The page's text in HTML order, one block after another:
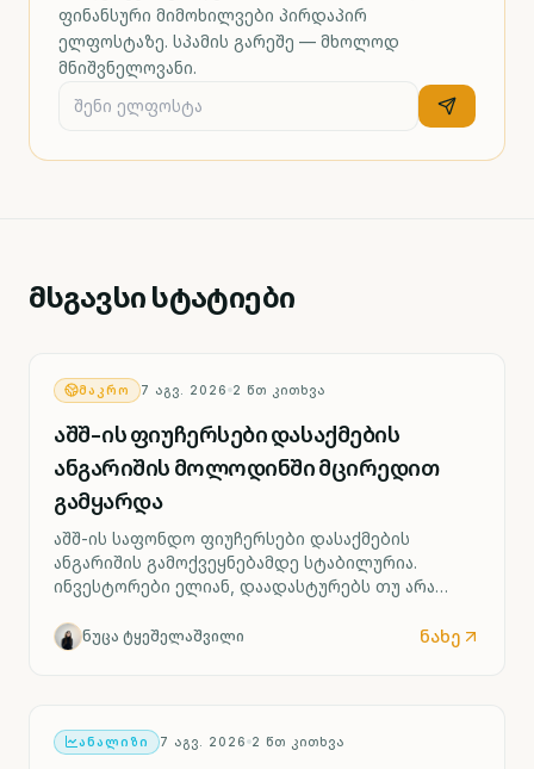
ფინანსური მიმოხილვები პირდაპირ
ელფოსტაზე. სპამის გარეშე — მხოლოდ
მნიშვნელოვანი.
მსგავსი სტატიები
ᲛᲐᲙᲠᲝ 7 ᲐᲒᲕ. 2026 2 ᲬᲗ ᲙᲘᲗᲮᲕᲐ
აშშ-ის ფიუჩერსები დასაქმების
ანგარიშის მოლოდინში მცირედით
გამყარდა
აშშ-ის საფონდო ფიუჩერსები დასაქმების
ანგარიშის გამოქვეყნებამდე სტაბილურია.
ინვესტორები ელიან, დაადასტურებს თუ არა
მიერ საპროცენტო განაკვეთის შესაძლო ზრდის
სცენარს უკვე სექტემბრიდან.
ნუცა ტყეშელაშვილი ნახე
ᲐᲜᲐᲚᲘᲖᲘ 7 ᲐᲒᲕ. 2026 2 ᲬᲗ ᲙᲘᲗᲮᲕᲐ